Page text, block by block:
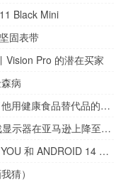
Black Mini
固表带
Vision Pro 的潜在买家
病
用香料饮食战胜食物成瘾：厨师分享了他用健康食品替代品的成功故事
三星 Odyssey OLED G95SC 曲面游戏显示器在亚马逊上降至历史最低价 799 美元
LINEAGEOS 21 为您带来 MATERIAL YOU 和 ANDROID 14 功能
猜）